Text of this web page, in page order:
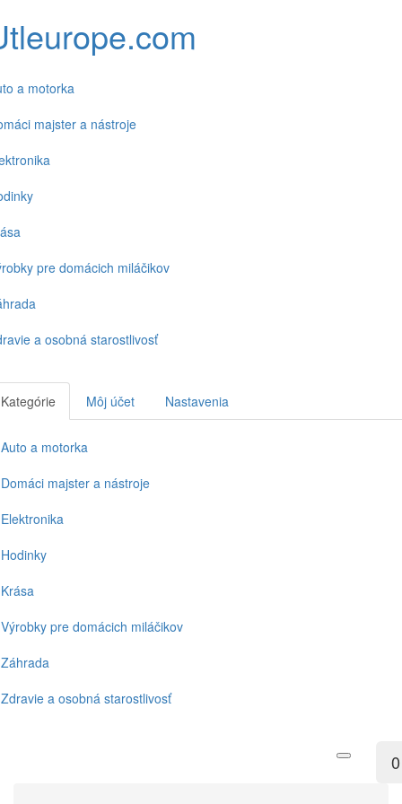
a motorka
majster a nástroje
pre domácich miláčikov
a osobná starostlivosť
Kategórie Môj účet Nastavenia
Auto a motorka
Domáci majster a nástroje
Elektronika
Hodinky
Krása
Výrobky pre domácich miláčikov
Záhrada
Zdravie a osobná starostlivosť
0